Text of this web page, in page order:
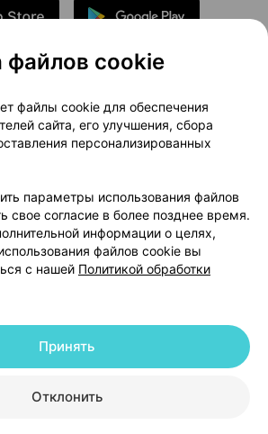
Новости проекта
Медицинский маркетинг
договор
Доставка
Вакансии
Партнеры
руководителю 103.by
Написать в поддержку
настройки Cookie
УНП 191700409 | 220012, Республика Беларусь,
+375 291212755
файлов cookie
файлы cookie для обеспечения
сайта, его улучшения, сбора
персонализированных
параметры использования файлов
свое согласие в более позднее время.
информации о целях,
файлов cookie вы
с нашей Политикой обработки
Отклонить
Принять